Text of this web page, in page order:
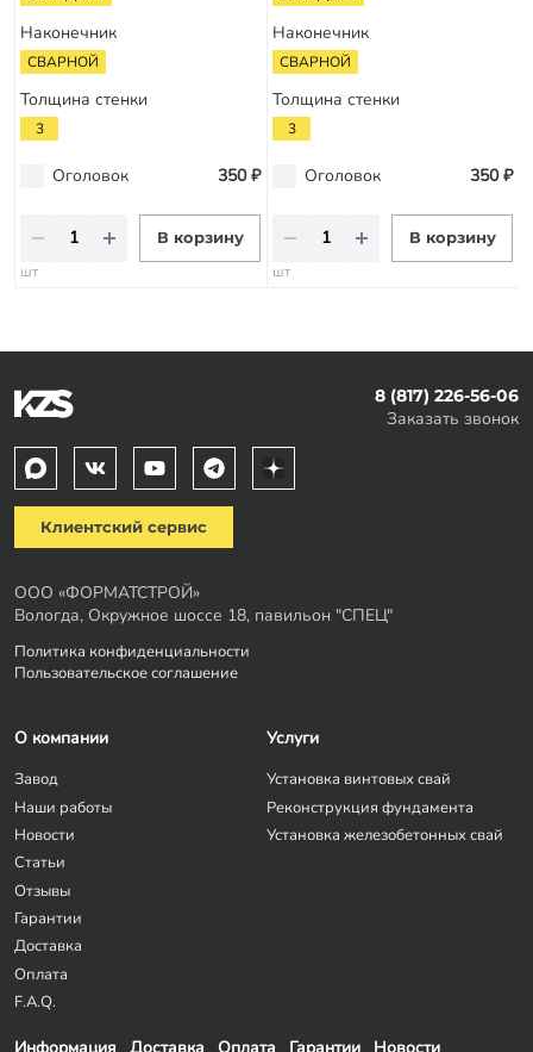
Наконечник
СВАРНОЙ
Толщина стенки
3
Оголовок 350 ₽
В корзину
шт
Наконечник
СВАРНОЙ
Толщина стенки
3
Оголовок 350 ₽
В корзину
шт
8 (817) 226-56-06
Заказать звонок
Клиентский сервис
ООО «ФОРМАТСТРОЙ»
Вологда, Окружное шоссе 18, павильон "СПЕЦ"
Политика конфиденциальности
Пользовательское соглашение
О компании
Завод
Наши работы
Новости
Статьи
Отзывы
Гарантии
Доставка
Оплата
F.A.Q.
Услуги
Установка винтовых свай
Реконструкция фундамента
Установка железобетонных свай